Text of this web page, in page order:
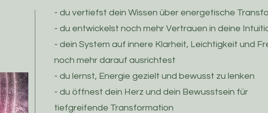
- du vertiefst dein Wissen über energetische
- du entwickelst noch mehr Vertrauen in deine
- dein System auf innere Klarheit, Leichtigkeit und
noch mehr darauf ausrichtest
- du lernst, Energie gezielt und bewusst zu lenken
- du öffnest dein Herz und dein Bewusstsein für
tiefgreifende Transformation